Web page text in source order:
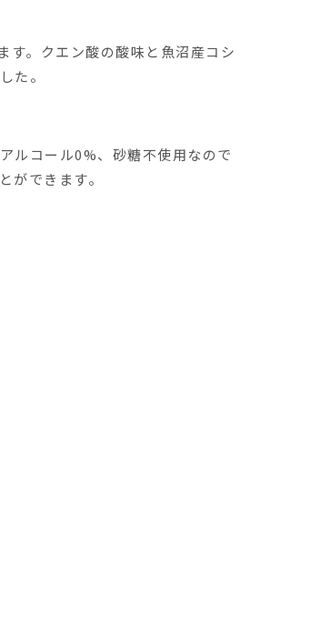
す。クエン酸の酸味と魚沼産コシ
た。
ルコール0%、砂糖不使用なので
ができます。